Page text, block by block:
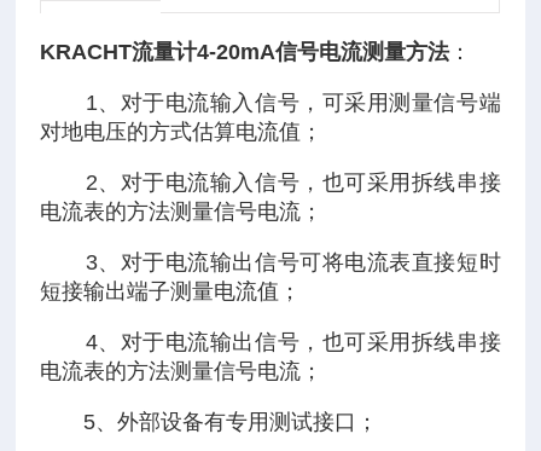
KRACHT流量计4-20mA信号电流测量方法：
1、对于电流输入信号，可采用测量信号端
对地电压的方式估算电流值；
2、对于电流输入信号，也可采用拆线串接
电流表的方法测量信号电流；
3、对于电流输出信号可将电流表直接短时
短接输出端子测量电流值；
4、对于电流输出信号，也可采用拆线串接
电流表的方法测量信号电流；
5、外部设备有专用测试接口；